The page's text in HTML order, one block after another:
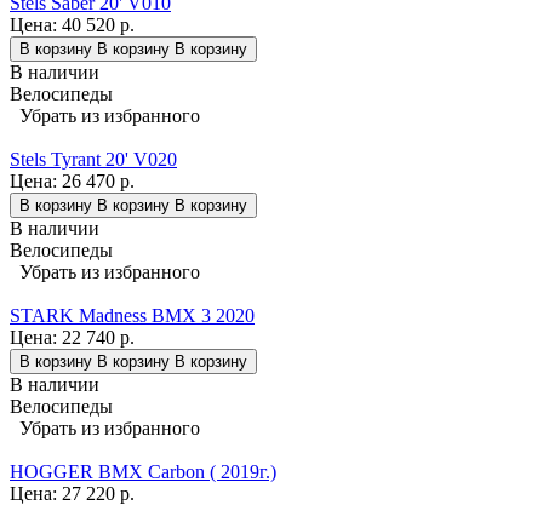
Цена: 40 520 р.
В корзину В корзину В корзину
В наличии
Велосипеды
Убрать из избранного
Stels Tyrant 20' V020
Цена: 26 470 р.
В корзину В корзину В корзину
В наличии
Велосипеды
Убрать из избранного
STARK Madness BMX 3 2020
Цена: 22 740 р.
В корзину В корзину В корзину
В наличии
Велосипеды
Убрать из избранного
HOGGER BMX Carbon ( 2019г.)
Цена: 27 220 р.